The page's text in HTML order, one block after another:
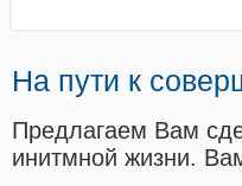
На пути к
Предлагаем Вам
инитмной жизни.